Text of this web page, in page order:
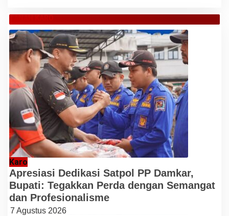
TANAH KARO
Karo
Apresiasi Dedikasi Satpol PP Damkar,
Bupati: Tegakkan Perda dengan Semangat
dan Profesionalisme
7 Agustus 2026